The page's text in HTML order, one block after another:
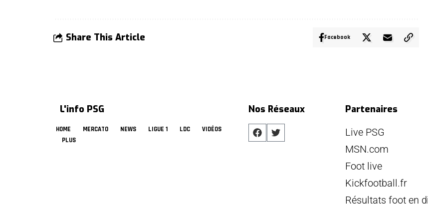
Share This Article Facebook
L'info PSG
HOME MERCATO NEWS LIGUE 1 LDC
VIDÉOS
PLUS
Nos Réseaux
Partenaires
Live PSG
MSN.com
Foot live
Kickfootball.fr
Résultats foot en